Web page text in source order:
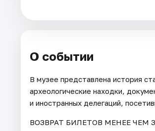
О событии
В музее представлена история
археологические находки,
и иностранных делегаций,
ВОЗВРАТ БИЛЕТОВ МЕНЕЕ ЧЕМ